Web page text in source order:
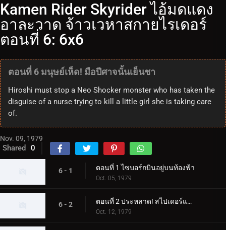
Kamen Rider Skyrider ไอ้มดแดง
อาละวาด จ้าวเวหาสกายไรเดอร์
ตอนที่ 6: 6x6
ตอนที่ 6 มนุษย์เห็ด! มือปีศาจนั้นเย็นชา
Hiroshi must stop a Neo Shocker monster who has taken the
disguise of a nurse trying to kill a little girl she is taking care
of.
Nov. 09, 1979
Shared 0
6 - 1 ตอนที่ 1 ไซบอร์กบินอยู่บนท้องฟ้า
Oct. 05, 1979
6 - 2 ตอนที่ 2 ประหลาด! สไปเดอร์แมน
Oct. 12, 1979